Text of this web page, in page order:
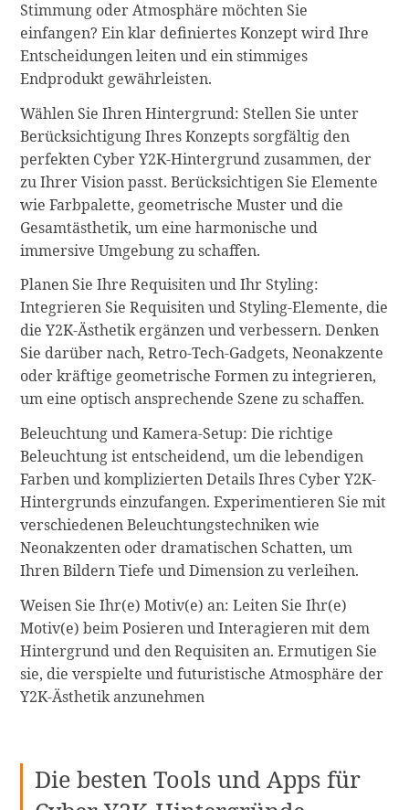
Stimmung oder Atmosphäre möchten Sie
einfangen? Ein klar definiertes Konzept wird Ihre
Entscheidungen leiten und ein stimmiges
Endprodukt gewährleisten.
Wählen Sie Ihren Hintergrund: Stellen Sie unter
Berücksichtigung Ihres Konzepts sorgfältig den
perfekten Cyber Y2K-Hintergrund zusammen, der
zu Ihrer Vision passt. Berücksichtigen Sie Elemente
wie Farbpalette, geometrische Muster und die
Gesamtästhetik, um eine harmonische und
immersive Umgebung zu schaffen.
Planen Sie Ihre Requisiten und Ihr Styling:
Integrieren Sie Requisiten und Styling-Elemente, die
die Y2K-Ästhetik ergänzen und verbessern. Denken
Sie darüber nach, Retro-Tech-Gadgets, Neonakzente
oder kräftige geometrische Formen zu integrieren,
um eine optisch ansprechende Szene zu schaffen.
Beleuchtung und Kamera-Setup: Die richtige
Beleuchtung ist entscheidend, um die lebendigen
Farben und komplizierten Details Ihres Cyber Y2K-
Hintergrunds einzufangen. Experimentieren Sie mit
verschiedenen Beleuchtungstechniken wie
Neonakzenten oder dramatischen Schatten, um
Ihren Bildern Tiefe und Dimension zu verleihen.
Weisen Sie Ihr(e) Motiv(e) an: Leiten Sie Ihr(e)
Motiv(e) beim Posieren und Interagieren mit dem
Hintergrund und den Requisiten an. Ermutigen Sie
sie, die verspielte und futuristische Atmosphäre der
Y2K-Ästhetik anzunehmen
Die besten Tools und Apps für